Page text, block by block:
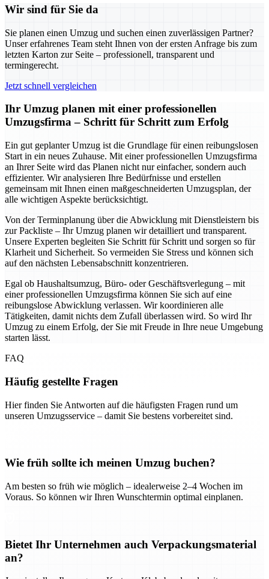
Wir sind für Sie da
Sie planen einen Umzug und suchen einen zuverlässigen Partner?
Unser erfahrenes Team steht Ihnen von der ersten Anfrage bis zum
letzten Karton zur Seite – professionell, transparent und
termingerecht.
Jetzt schnell vergleichen
Ihr Umzug planen mit einer professionellen
Umzugsfirma – Schritt für Schritt zum Erfolg
Ein gut geplanter Umzug ist die Grundlage für einen reibungslosen
Start in ein neues Zuhause. Mit einer professionellen Umzugsfirma
an Ihrer Seite wird das Planen nicht nur einfacher, sondern auch
effizienter. Wir analysieren Ihre Bedürfnisse und erstellen
gemeinsam mit Ihnen einen maßgeschneiderten Umzugsplan, der
alle wichtigen Aspekte berücksichtigt.
Von der Terminplanung über die Abwicklung mit Dienstleistern bis
zur Packliste – Ihr Umzug planen wir detailliert und transparent.
Unsere Experten begleiten Sie Schritt für Schritt und sorgen so für
Klarheit und Sicherheit. So vermeiden Sie Stress und können sich
auf den nächsten Lebensabschnitt konzentrieren.
Egal ob Haushaltsumzug, Büro- oder Geschäftsverlegung – mit
einer professionellen Umzugsfirma können Sie sich auf eine
reibungslose Abwicklung verlassen. Wir koordinieren alle
Tätigkeiten, damit nichts dem Zufall überlassen wird. So wird Ihr
Umzug zu einem Erfolg, der Sie mit Freude in Ihre neue Umgebung
starten lässt.
FAQ
Häufig gestellte Fragen
Hier finden Sie Antworten auf die häufigsten Fragen rund um
unseren Umzugsservice – damit Sie bestens vorbereitet sind.
Wie früh sollte ich meinen Umzug buchen?
Am besten so früh wie möglich – idealerweise 2–4 Wochen im
Voraus. So können wir Ihren Wunschtermin optimal einplanen.
Bietet Ihr Unternehmen auch Verpackungsmaterial
an?